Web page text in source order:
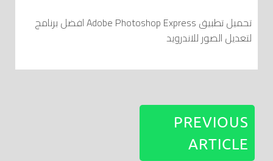
تحميل تطبيق Adobe Photoshop Express افضل برنامج
لتعديل الصور للاندرويد
PREVIOUS
ARTICLE